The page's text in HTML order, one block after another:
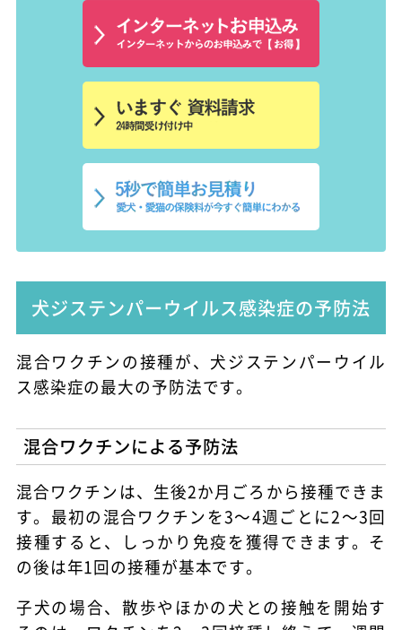
犬ジステンパーウイルス感染症の予防法
混合ワクチンの接種が、犬ジステンパーウイル
ス感染症の最大の予防法です。
混合ワクチンによる予防法
混合ワクチンは、生後2か月ごろから接種できま
す。最初の混合ワクチンを3～4週ごとに2～3回
接種すると、しっかり免疫を獲得できます。そ
の後は年1回の接種が基本です。
子犬の場合、散歩やほかの犬との接触を開始す